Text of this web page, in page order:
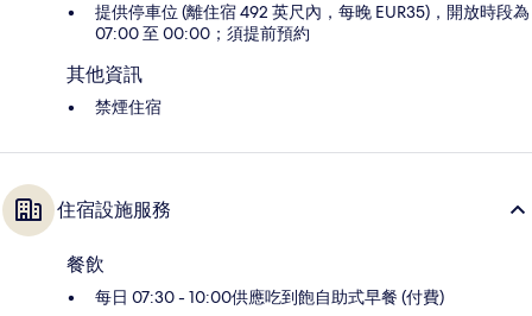
提供停車位 (離住宿 492 英尺內，每晚 EUR35)，開放時段為
07:00 至 00:00；須提前預約
其他資訊
禁煙住宿
住宿設施服務
餐飲
每日 07:30 - 10:00供應吃到飽自助式早餐 (付費)